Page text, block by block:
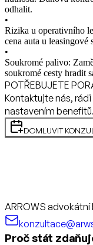
odhalit.
•
Rizika u operativního
cena auta u
•
Soukromé palivo:
soukromé cesty hradit
POTŘEBUJETE
Kontaktujte nás,
nastavením benefitů.
DOMLUVIT
ARROWS advokátní
Proč stát